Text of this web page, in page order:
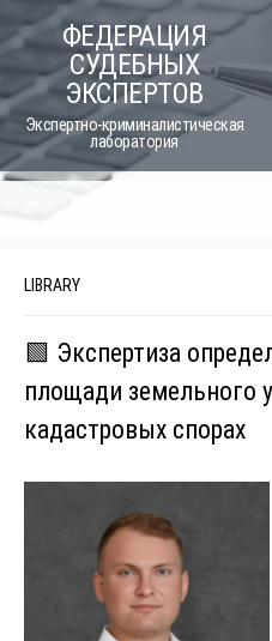
to
content
ФЕДЕРАЦИЯ
СУДЕБНЫХ
ЭКСПЕРТОВ
Экспертно-криминалистическая
лаборатория
LIBRARY
🟩 Экспертиза
площади земельного
кадастровых спорах